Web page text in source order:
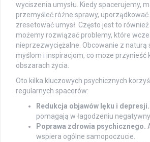
wyciszenia umysłu. Kiedy spacerujemy,
przemyśleć różne sprawy,
zresetować umysł. Często jest to
możemy rozwiązać problemy, które
nieprzezwyciężalne. Obcowanie z
myślom i inspiracjom, co może przynieść
obszarach życia.
Oto kilka kluczowych psychicznych
regularnych spacerów:
Redukcja objawów lęku i depresji.
pomagają w łagodzeniu
Poprawa zdrowia psychicznego.
wspiera ogólne samopoczucie.